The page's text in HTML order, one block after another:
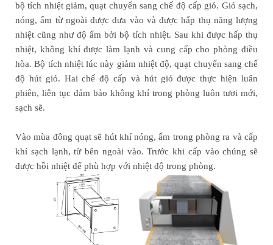
bộ tích nhiệt giảm, quạt chuyển sang chế độ cấp gió. Gió sạch,
nóng, ẩm từ ngoài được đưa vào và được hấp thụ năng lượng
nhiệt cũng như độ ẩm bởi bộ tích nhiệt. Sau khi được hấp thụ
nhiệt, không khí được làm lạnh và cung cấp cho phòng điều
hòa. Bộ tích nhiệt lúc này giảm nhiệt độ, quạt chuyển sang chế
độ hút gió. Hai chế độ cấp và hút gió được thực hiện luân
phiên, liên tục đảm bảo không khí trong phòng luôn tươi mới,
sạch sẽ.
Vào mùa đông quạt sẽ hút khí nóng, ẩm trong phòng ra và cấp
khí sạch lạnh, từ bên ngoài vào. Trước khi cấp vào chúng sẽ
được hồi nhiệt để phù hợp với nhiệt độ trong phòng.